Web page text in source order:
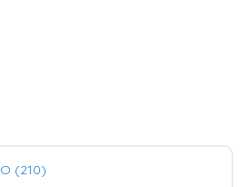
O (210)